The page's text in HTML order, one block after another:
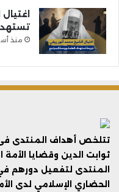
منذ
تتلخص أهداف المنتدى
ثوابت الدين وقضايا الأمة
المنتدى لتفعيل دورهم
الحضاري الإسلامي لدى